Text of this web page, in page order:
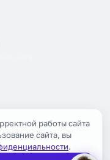
работы сайта
сайта, вы
.